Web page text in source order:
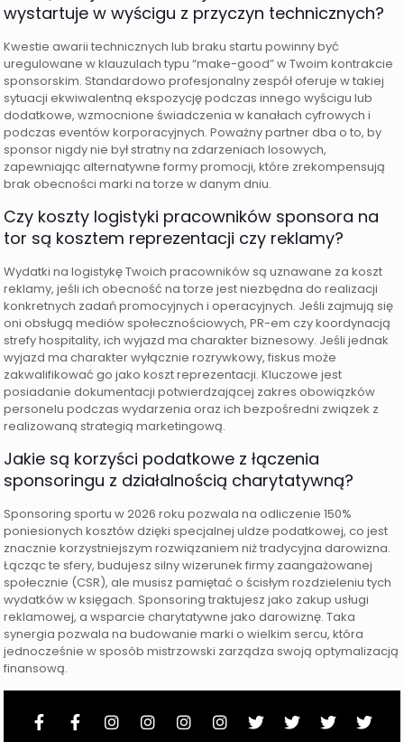
wystartuje w wyścigu z przyczyn technicznych?
Kwestie awarii technicznych lub braku startu powinny być
uregulowane w klauzulach typu “make-good” w Twoim kontrakcie
sponsorskim. Standardowo profesjonalny zespół oferuje w takiej
sytuacji ekwiwalentną ekspozycję podczas innego wyścigu lub
dodatkowe, wzmocnione świadczenia w kanałach cyfrowych i
podczas eventów korporacyjnych. Poważny partner dba o to, by
sponsor nigdy nie był stratny na zdarzeniach losowych,
zapewniając alternatywne formy promocji, które zrekompensują
brak obecności marki na torze w danym dniu.
Czy koszty logistyki pracowników sponsora na
tor są kosztem reprezentacji czy reklamy?
Wydatki na logistykę Twoich pracowników są uznawane za koszt
reklamy, jeśli ich obecność na torze jest niezbędna do realizacji
konkretnych zadań promocyjnych i operacyjnych. Jeśli zajmują się
oni obsługą mediów społecznościowych, PR-em czy koordynacją
strefy hospitality, ich wyjazd ma charakter biznesowy. Jeśli jednak
wyjazd ma charakter wyłącznie rozrywkowy, fiskus może
zakwalifikować go jako koszt reprezentacji. Kluczowe jest
posiadanie dokumentacji potwierdzającej zakres obowiązków
personelu podczas wydarzenia oraz ich bezpośredni związek z
realizowaną strategią marketingową.
Jakie są korzyści podatkowe z łączenia
sponsoringu z działalnością charytatywną?
Sponsoring sportu w 2026 roku pozwala na odliczenie 150%
poniesionych kosztów dzięki specjalnej uldze podatkowej, co jest
znacznie korzystniejszym rozwiązaniem niż tradycyjna darowizna.
Łącząc te sfery, budujesz silny wizerunek firmy zaangażowanej
społecznie (CSR), ale musisz pamiętać o ścisłym rozdzieleniu tych
wydatków w księgach. Sponsoring traktujesz jako zakup usługi
reklamowej, a wsparcie charytatywne jako darowiznę. Taka
synergia pozwala na budowanie marki o wielkim sercu, która
jednocześnie w sposób mistrzowski zarządza swoją optymalizacją
finansową.